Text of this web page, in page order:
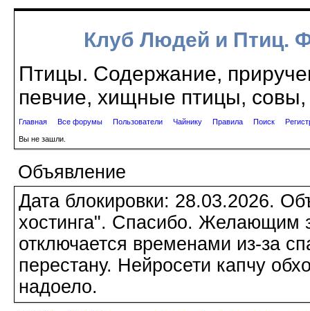
Клуб Людей и Птиц.
Птицы. Содержание,
певчие, хищные птицы, совы,
Главная Все форумы Пользователи Чайнику Правила Поиск
Вы не зашли.
Объявление
Дата блокировки: 28.03.2026.
хостинга". Спасибо. Желающим
отключается временами из-за
перестану. Нейросети капчу
надоело.